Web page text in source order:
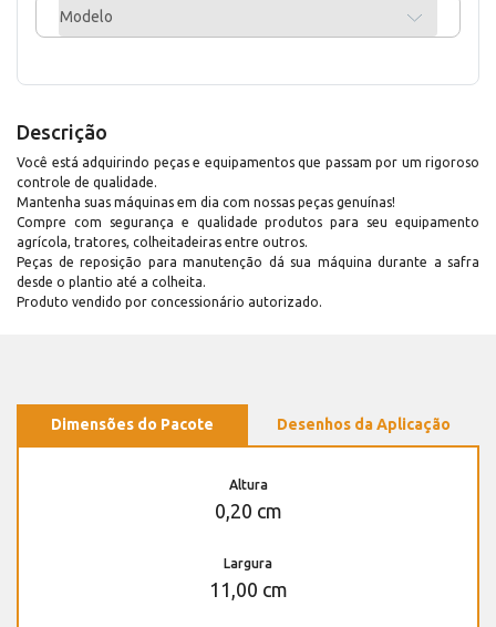
Modelo
Descrição
Você está adquirindo peças e equipamentos que passam por um rigoroso
controle de qualidade.
Mantenha suas máquinas em dia com nossas peças genuínas!
Compre com segurança e qualidade produtos para seu equipamento
agrícola, tratores, colheitadeiras entre outros.
Peças de reposição para manutenção dá sua máquina durante a safra
desde o plantio até a colheita.
Produto vendido por concessionário autorizado.
Dimensões do Pacote Desenhos da Aplicação
Altura
0,20 cm
Largura
11,00 cm